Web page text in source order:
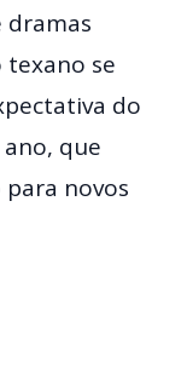
dramas
se
do
que
novos